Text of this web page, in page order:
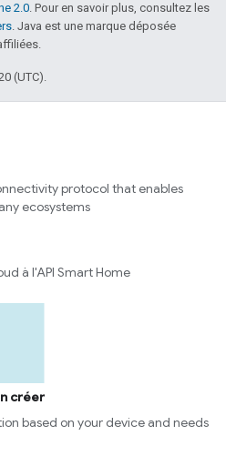
2.0. Pour en savoir plus, consultez les
. Java est une marque déposée
(UTC).
protocol that enables
ecosystems
à l'API Smart Home
créer
based on your device and needs